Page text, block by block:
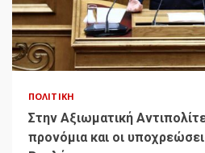
ΠΟΛΙΤΙΚΉ
Στην Αξιωματική
προνόμια και οι